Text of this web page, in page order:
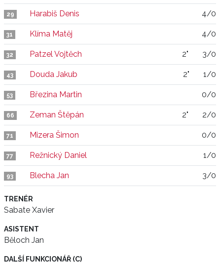
29 Harabiš Denis 4/0
31 Klíma Matěj 4/0
32 Patzel Vojtěch 2" 3/0
43 Douda Jakub 2" 1/0
53 Březina Martin 0/0
66 Zeman Štěpán 2" 2/0
71 Mizera Šimon 0/0
77 Režnický Daniel 1/0
93 Blecha Jan 3/0
TRENÉR
Sabate Xavier
ASISTENT
Běloch Jan
DALŠÍ FUNKCIONÁŘ (C)